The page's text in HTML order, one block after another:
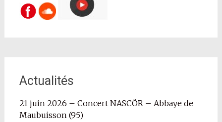
Actualités
21 juin 2026 – Concert NASCÖR – Abbaye de
Maubuisson (95)